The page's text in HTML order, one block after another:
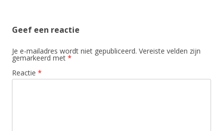
Geef een reactie
Je e-mailadres wordt niet gepubliceerd. Vereiste velden zijn
gemarkeerd met *
Reactie *